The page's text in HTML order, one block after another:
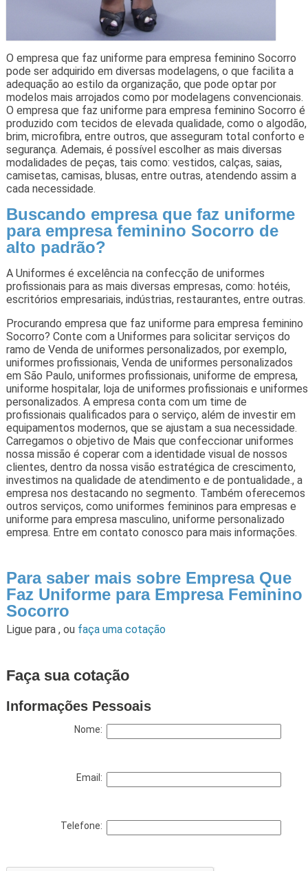
O empresa que faz uniforme para empresa feminino Socorro
pode ser adquirido em diversas modelagens, o que facilita a
adequação ao estilo da organização, que pode optar por
modelos mais arrojados como por modelagens convencionais.
O empresa que faz uniforme para empresa feminino Socorro é
produzido com tecidos de elevada qualidade, como o algodão,
brim, microfibra, entre outros, que asseguram total conforto e
segurança. Ademais, é possível escolher as mais diversas
modalidades de peças, tais como: vestidos, calças, saias,
camisetas, camisas, blusas, entre outras, atendendo assim a
cada necessidade.
Buscando empresa que faz uniforme
para empresa feminino Socorro de
alto padrão?
A Uniformes é excelência na confecção de uniformes
profissionais para as mais diversas empresas, como: hotéis,
escritórios empresariais, indústrias, restaurantes, entre outras.
Procurando empresa que faz uniforme para empresa feminino
Socorro? Conte com a Uniformes para solicitar serviços do
ramo de Venda de uniformes personalizados, por exemplo,
uniformes profissionais, Venda de uniformes personalizados
em São Paulo, uniformes profissionais, uniforme de empresa,
uniforme hospitalar, loja de uniformes profissionais e uniformes
personalizados. A empresa conta com um time de
profissionais qualificados para o serviço, além de investir em
equipamentos modernos, que se ajustam a sua necessidade.
Carregamos o objetivo de Mais que confeccionar uniformes
nossa missão é coperar com a identidade visual de nossos
clientes, dentro da nossa visão estratégica de crescimento,
investimos na qualidade de atendimento e de pontualidade., a
empresa nos destacando no segmento. Também oferecemos
outros serviços, como uniformes femininos para empresas e
uniforme para empresa masculino, uniforme personalizado
empresa. Entre em contato conosco para mais informações.
Para saber mais sobre Empresa Que
Faz Uniforme para Empresa Feminino
Socorro
Ligue para , ou faça uma cotação
Faça sua cotação
Informações Pessoais
Nome:
Email:
Telefone: